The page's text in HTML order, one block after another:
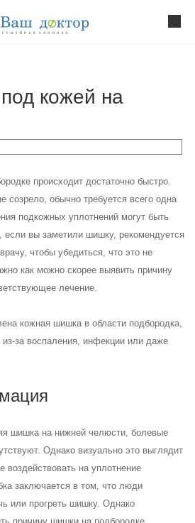
кожей на
происходит достаточно быстро.
созрело, обычно требуется всего одна
подкожных уплотнений могут быть
если вы заметили шишку, рекомендуется
чтобы убедиться, что это не
как можно скорее выявить причину
лечение.
кожная шишка в области подбородка,
из-за воспаления, инфекции или даже
шишка на нижней челюсти, болевые
Однако визуально это выглядит
воздействовать на уплотнение
заключается в том, что люди
или прогреть шишку. Однако